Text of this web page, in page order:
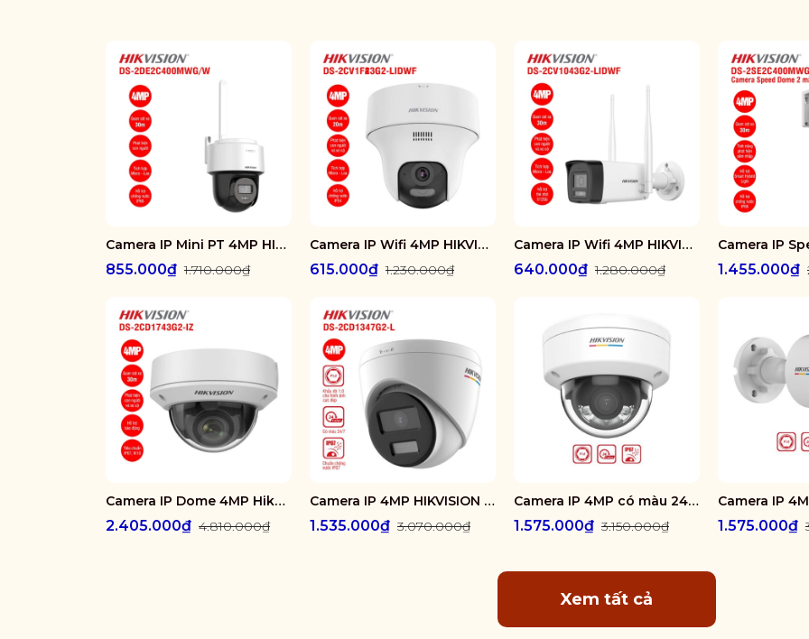
Camera IP Mini PT 4MP HIKVISION DS-2DE2C400MWG/W
855.000₫1.710.000₫
Camera IP Wifi 4MP HIKVISION DS-2CV1F43G2-LIDWF
615.000₫1.230.000₫
Camera IP Wifi 4MP HIKVISION DS-2CV1043G2-LIDWF
640.000₫1.280.000₫ 1.455.000₫
Camera IP Dome 4MP Hikvision DS-2CD1743G2-IZ
2.405.000₫ 4.810.000₫
Camera IP 4MP HIKVISION DS-2CD1347G2-L
1.535.000₫ 3.070.000₫
Camera IP 4MP có màu 24/7 HIKVISION DS-2CD1147G2-LUF
1.575.000₫ 3.150.000₫ 1.575.000₫
Xem tất cả